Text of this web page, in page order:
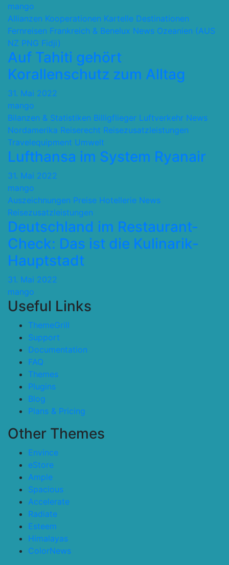
mango
Allianzen Kooperationen Kartelle Destinationen
Fernreisen Frankreich & Benelux News Ozeanien (AUS
NZ PNG Fidji)
Auf Tahiti gehört
Korallenschutz zum Alltag
31. Mai 2022
mango
Bilanzen & Statistiken Billigflieger Luftverkehr News
Nordamerika Reiserecht Reisezusatzleistungen
Travelequipment Umwelt
Lufthansa im System Ryanair
31. Mai 2022
mango
Auszeichnungen Preise Hotellerie News
Reisezusatzleistungen
Deutschland im Restaurant-
Check: Das ist die Kulinarik-
Hauptstadt
31. Mai 2022
mango
Useful Links
ThemeGrill
Support
Documentation
FAQ
Themes
Plugins
Blog
Plans & Pricing
Other Themes
Envince
eStore
Ample
Spacious
Accelerate
Radiate
Esteem
Himalayas
ColorNews